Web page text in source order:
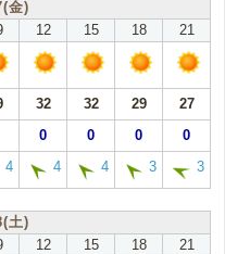
金)
12 15 18 21
32 32 29
27
0 0 0 0
4 4 4 3 3
土)
12 15 18 21